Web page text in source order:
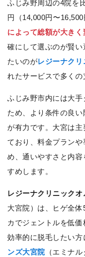
ふじみ野周辺の4院を
円（14,000円〜
によって総額が大きく
確にして選ぶのが賢
たいのがレジーナク
れたサービスで多くの
ふじみ野市内には大
ため、より条件の良
が有力です。大宮は
ており、料金プラン
め、通いやすさと内
すめします。
レジーナクリニック
大宮院）は、ヒゲ全
カでジェントルを低
効率的に脱毛したい方
ンズ大宮院（エミナル